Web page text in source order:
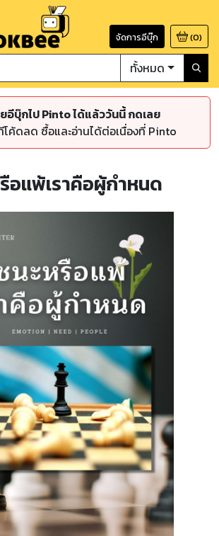
จัดการอีบุ๊ก (0)
ทั้งหมด
อีบุ๊กไป Pinto ได้แล้ววันนี้ กดเลย
ค้ดลด ซื้อและอ่านได้ต่อเนื่องที่ Pinto
อแพ้เราคือผู้กำหนด